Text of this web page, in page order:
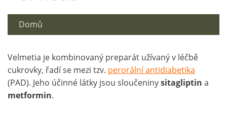
Domů
Velmetia je kombinovaný preparát užívaný v léčbě
cukrovky, řadí se mezi tzv. perorální antidiabetika
(PAD). Jeho účinné látky jsou sloučeninysitagliptin a
metformin.